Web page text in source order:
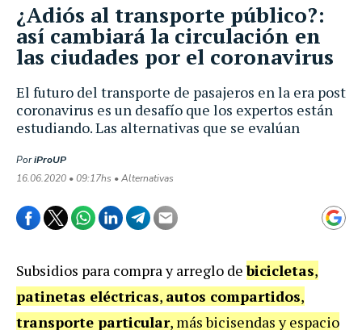
El futuro del transporte de pasajeros en la era post
coronavirus es un desafío que los expertos están
estudiando. Las alternativas que se evalúan
PoriProUP
16.06.2020 • 09:17hs • Alternativas
¿Adiós al transporte público?:
así cambiará la circulación en
las ciudades por el coronavirus
Subsidios para compra y arreglo debicicletas,
patinetas eléctricas, autos compartidos,
transporte particular, más bicisendas y espacio